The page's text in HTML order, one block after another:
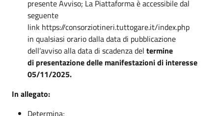
presente Avviso; La Piattaforma è accessibile dal
seguente
link https://consorziotineri.tuttogare.it/index.php
in qualsiasi orario dalla data di pubblicazione
dell’avviso alla data di scadenza del termine
di presentazione delle manifestazioni di interesse
05/11/2025.
In allegato:
Determina;